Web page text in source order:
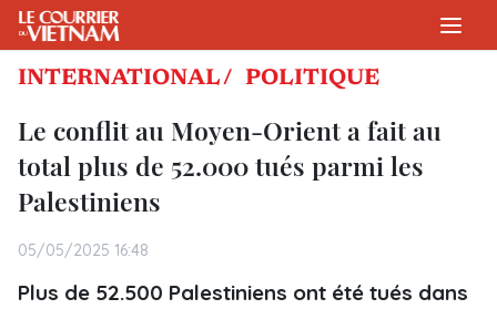
INTERNATIONAL / POLITIQUE
Le conflit au Moyen-Orient a fait au
total plus de 52.000 tués parmi les
Palestiniens
05/05/2025 16:48
Plus de 52.500 Palestiniens ont été tués dans